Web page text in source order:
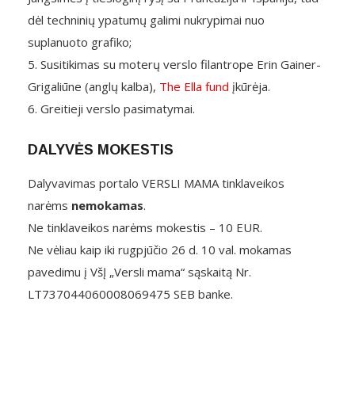
dėl techninių ypatumų galimi nukrypimai nuo
suplanuoto grafiko;
5. Susitikimas su moterų verslo filantrope Erin Gainer-
Grigaliūne (anglų kalba), The Ella fund įkūrėja.
6. Greitieji verslo pasimatymai.
DALYVĖS MOKESTIS
Dalyvavimas portalo VERSLI MAMA tinklaveikos
narėms nemokamas.
Ne tinklaveikos narėms mokestis – 10 EUR.
Ne vėliau kaip iki rugpjūčio 26 d. 10 val. mokamas
pavedimu į VšĮ „Versli mama“ sąskaitą Nr.
LT737044060008069475 SEB banke.